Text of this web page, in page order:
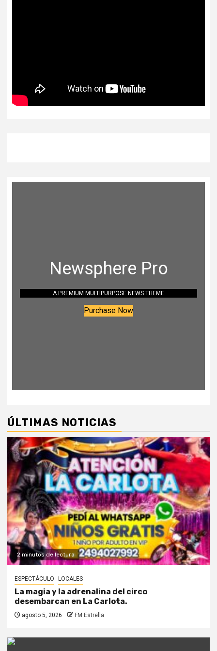
Newsphere Pro
A PREMIUM MULTIPURPOSE NEWS THEME
Purchase Now
ÚLTIMAS NOTICIAS
2 minutos de lectura
ESPECTÁCULO LOCALES
La magia y la adrenalina del circo
desembarcan en La Carlota.
agosto 5, 2026 FM Estrella